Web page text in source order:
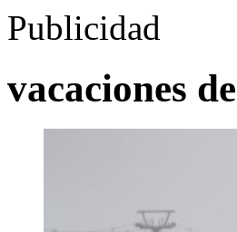
Publicidad
vacaciones